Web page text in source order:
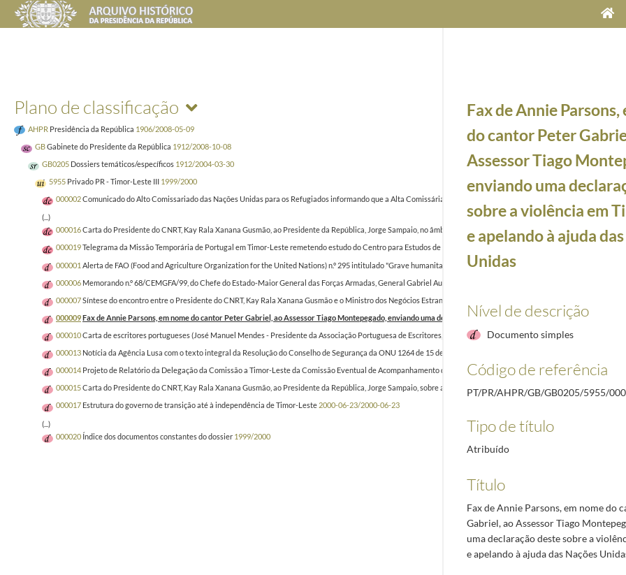
Plano de classificação
AHPR Presidência da República 1906/2008-05-09
GBGabinete do Presidente da República 1912/2008-10-08
GB0205 Dossiers temáticos/específicos 1912/2004-03-30
5955 Privado PR - Timor-Leste III 1999/2000
000002Comunicado do Alto Comissariado das Nações Unidas para os Refugiados informando que a Alta Comissária, Madame Ogata, exprimiu extrema inquietude
(...)
000016Carta do Presidente do CNRT, Kay Rala Xanana Gusmão, ao Presidente da República, Jorge Sampaio, no âmbito da realização da "Conferência de Lisboa"
000019Telegrama da Missão Temporária de Portugal em Timor-Leste remetendo estudo do Centro para Estudos de Defesa do King's College em Londres, intirulado
000001 Alerta de FAO (Food and Agriculture Organization for the United Nations) n.º 295 intitulado "Grave humanitarian and food crisis dveloping in East Timor"
000006 Memorando n.º 68/CEMGFA/99, do Chefe do Estado-Maior General das Forças Armadas, General Gabriel Augusto do Espírito Santo, intitulado "Situação em
000007Síntese do encontro entre o Presidente do CNRT, Kay Rala Xanana Gusmão e o Ministro dos Negócios Estrangeiros da Austrália, Alexander Downer, em Jacarta,
000009Fax de Annie Parsons, em nome do cantor Peter Gabriel, ao Assessor Tiago Montepegado, enviando uma declaração deste sobre a violência em Timor-Leste e
000010Carta de escritores portugueses (José Manuel Mendes - Presidente da Associação Portuguesa de Escritores, Luís Francisco Rebello - Presidente da Sociedade
000013 Notícia da Agência Lusa com o texto integral da Resolução do Conselho de Segurança da ONU 1264 de 15 de setembro de 1999
000014 Projeto de Relatório da Delegação da Comissão a Timor-Leste da Comissão Eventual de Acompanhamento da situação em Timor-Leste, assinado pelo Presidente,
000015Carta do Presidente do CNRT, Kay Rala Xanana Gusmão, ao Presidente da República, Jorge Sampaio, sobre a situação em Timor-leste e presença da UNTAET, e
000017 Estrutura do governo de transição até à independência de Timor-Leste 2000-06-23/2000-06-23
(...)
000020 Índice dos documentos constantes do dossier 1999/2000
Fax de Annie Parsons,
do cantor Peter
Assessor Tiago
enviando uma
sobre a violência em
e apelando à ajuda
Unidas
Nível de descrição
Documento simples
Código de referência
PT/PR/AHPR/GB/GB0205/5955/
Tipo de título
Atribuído
Título
Fax de Annie Parsons, em nome do
Gabriel, ao Assessor Tiago
uma declaração deste sobre a
e apelando à ajuda das Nações